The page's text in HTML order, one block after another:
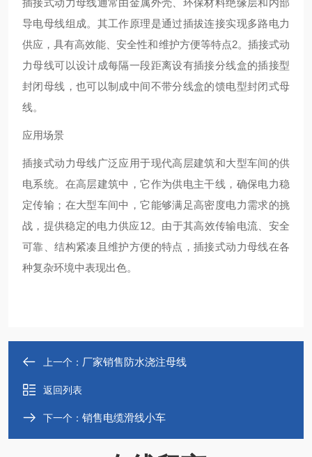
插接式动力母线通常由金属外壳、环保材料绝缘层和内部
导电母线组成。其工作原理是通过插拔连接实现多路电力
供应，具有高效能、安全性和维护方便等特点‌2。插接式动
力母线可以设计成每隔一段距离设有插接分线盒的插接型
封闭母线，也可以制成中间不带分线盒的馈电型封闭式母
线‌。
应用场景
插接式动力母线广泛应用于现代高层建筑和大型车间的供
电系统。在高层建筑中，它作为供电主干线，确保电力稳
定传输；在大型车间中，它能够满足高密度电力需求的挑
战，提供稳定的电力供应‌12。由于其高效传输电流、安全
可靠、结构紧凑且维护方便的特点，插接式动力母线在各
种复杂环境中表现出色‌。
上一个： 厂家销售防水浇注母线
返回列表
下一个： 销售电缆滑线小车